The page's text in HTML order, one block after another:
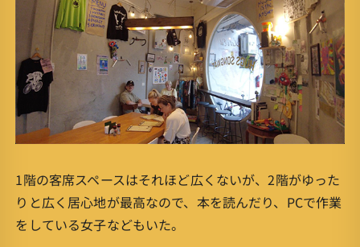
1階の客席スペースはそれほど広くないが、2階がゆった
りと広く居心地が最高なので、本を読んだり、PCで作業
をしている女子などもいた。